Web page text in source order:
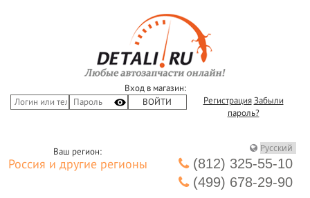
Вход в магазин:
Регистрация Забыли
пароль?
Ваш регион:
Россия и другие регионы
(812) 325-55-10
(499) 678-29-90